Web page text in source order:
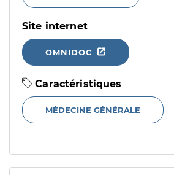
Site internet
OMNIDOC
Caractéristiques
MÉDECINE GÉNÉRALE